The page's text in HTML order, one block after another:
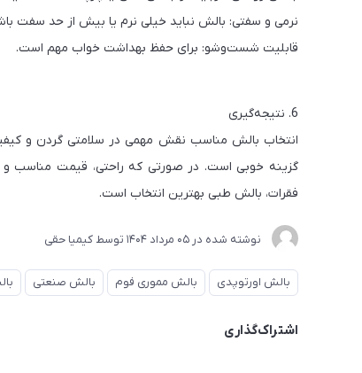
نرمی و سفتی: بالش نباید خیلی نرم یا بیش از حد سفت
قابلیت شست‌وشو: برای حفظ بهداشت خواب مهم است.
6. نتیجه‌گیری
انتخاب بالش مناسب نقش مهمی در سلامتی گردن و
گزینه خوبی است. در صورتی که راحتی، قیمت مناسب
فقرات، بالش طبی بهترین انتخاب است.
نوشته شده در 05 مرداد 1404 توسط کیمیا حقی
بالش اورتوپدی بالش مموری فوم بالش صنعتی
اشتراک‌گذاری